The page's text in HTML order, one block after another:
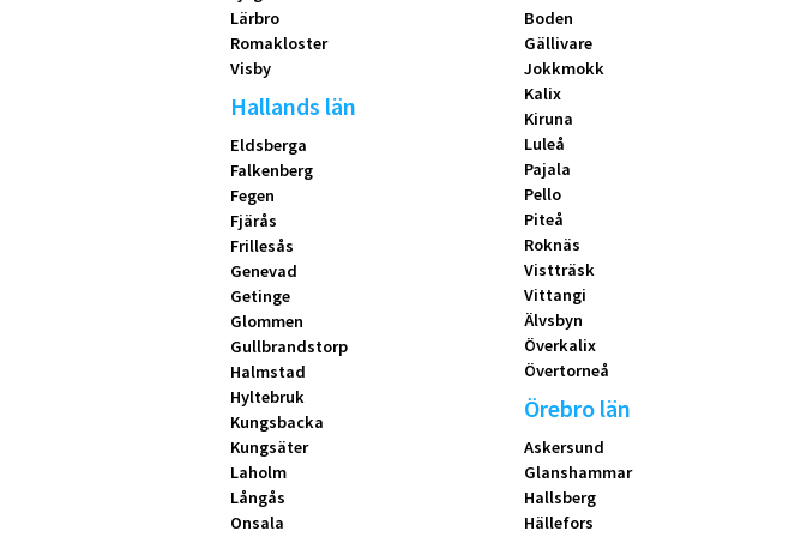
Lärbro
Romakloster
Visby
Hallands län
Eldsberga
Falkenberg
Fegen
Fjärås
Frillesås
Genevad
Getinge
Glommen
Gullbrandstorp
Halmstad
Hyltebruk
Kungsbacka
Kungsäter
Laholm
Långås
Onsala
Boden
Gällivare
Jokkmokk
Kalix
Kiruna
Luleå
Pajala
Pello
Piteå
Roknäs
Vistträsk
Vittangi
Älvsbyn
Överkalix
Övertorneå
Örebro län
Askersund
Glanshammar
Hallsberg
Hällefors